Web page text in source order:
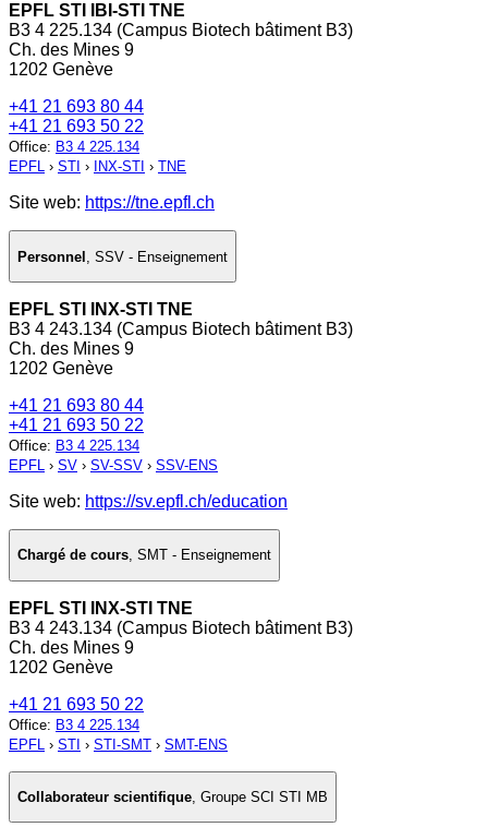
EPFL STI IBI-STI TNE
B3 4 225.134 (Campus Biotech bâtiment B3)
Ch. des Mines 9
1202 Genève
+41 21 693 80 44
+41 21 693 50 22
Office: B3 4 225.134
EPFL › STI › INX-STI › TNE
Site web: https://tne.epfl.ch
Personnel SSV - Enseignement
EPFL STI INX-STI TNE
B3 4 243.134 (Campus Biotech bâtiment B3)
Ch. des Mines 9
1202 Genève
+41 21 693 80 44
+41 21 693 50 22
Office: B3 4 225.134
EPFL › SV › SV-SSV › SSV-ENS
Site web: https://sv.epfl.ch/education
Chargé de cours, SMT - Enseignement
EPFL STI INX-STI TNE
B3 4 243.134 (Campus Biotech bâtiment B3)
Ch. des Mines 9
1202 Genève
+41 21 693 50 22
Office: B3 4 225.134
EPFL › STI › STI-SMT › SMT-ENS
Collaborateur scientifique, Groupe SCI STI MB